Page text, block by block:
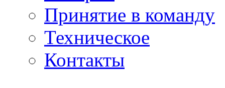
Принятие в команду
Техническое
Контакты